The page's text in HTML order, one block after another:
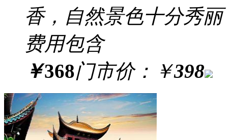
香，自然景色十分秀
费用包含
￥368门市价： ￥398